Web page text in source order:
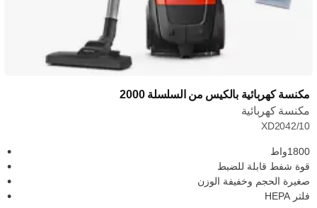
مكنسة كهربائية بالكيس من السلسلة 2000
مكنسة كهربائية
XD2042/10
1800واط
قوة شفط قابلة للضبط
صغيرة الحجم وخفيفة الوزن
فلتر HEPA